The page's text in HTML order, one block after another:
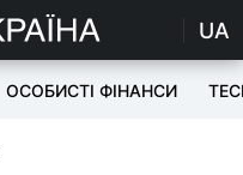
UA
ОСОБИСТІ ФІНАНСИ